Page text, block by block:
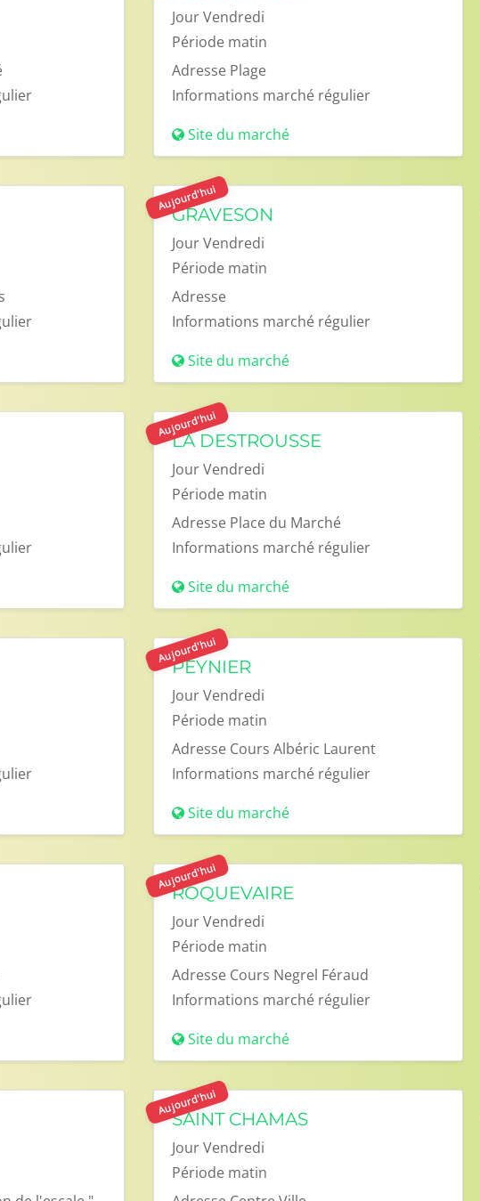
JourVendredi
Période matin
Adresse Plage
Informations marché régulier
Site du marché
Aujourd'hui
GRAVESON
JourVendredi
Période matin
Adresse
Informations marché régulier
Site du marché
Aujourd'hui
LA DESTROUSSE
JourVendredi
Période matin
Adresse Place du Marché
Informations marché régulier
Site du marché
Aujourd'hui
PEYNIER
JourVendredi
Période matin
Adresse Cours Albéric Laurent
Informations marché régulier
Site du marché
Aujourd'hui
ROQUEVAIRE
JourVendredi
Période matin
Adresse Cours Negrel Féraud
Informations marché régulier
Site du marché
Aujourd'hui
SAINT CHAMAS
JourVendredi
Période matin